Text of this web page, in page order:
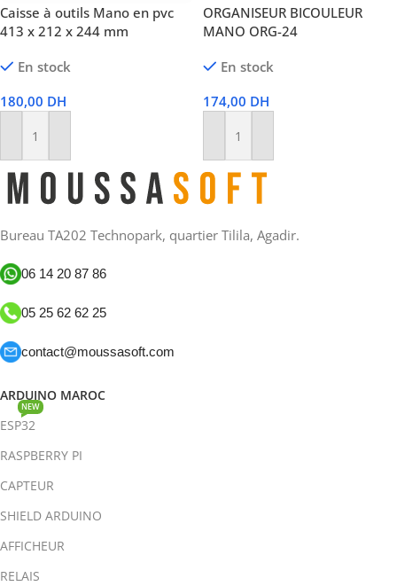
Caisse à outils Mano en pvc
413 x 212 x 244 mm
En stock
180,00 DH
Ajouter Au Panier
ORGANISEUR BICOULEUR
MANO ORG-24
En stock
174,00 DH
Ajouter Au Panier
Bureau TA202 Technopark, quartier Tilila, Agadir.
06 14 20 87 86
05 25 62 62 25
contact@moussasoft.com
ARDUINO MAROC
ESP32
NEW
RASPBERRY PI
CAPTEUR
SHIELD ARDUINO
AFFICHEUR
RELAIS